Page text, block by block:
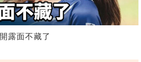
露面不藏了